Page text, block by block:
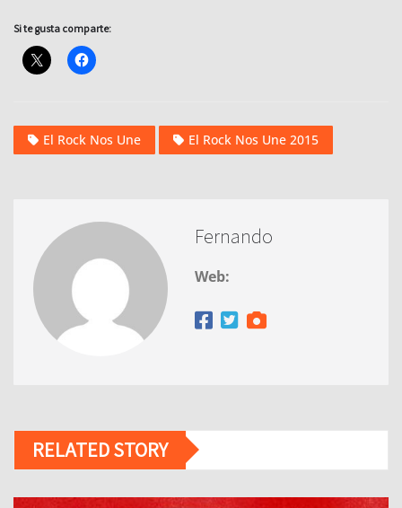
Si te gusta comparte:
El Rock Nos Une El Rock Nos Une 2015
Fernando
Web:
RELATED STORY